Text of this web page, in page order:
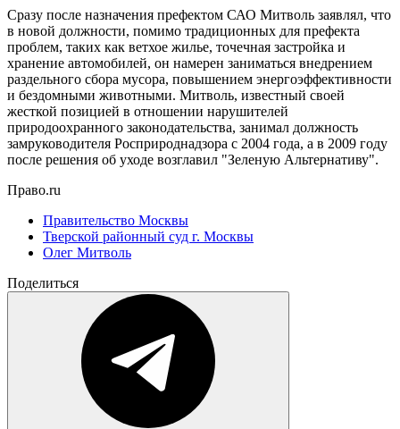
Сразу после назначения префектом САО Митволь заявлял, что
в новой должности, помимо традиционных для префекта
проблем, таких как ветхое жилье, точечная застройка и
хранение автомобилей, он намерен заниматься внедрением
раздельного сбора мусора, повышением энергоэффективности
и бездомными животными. Митволь, известный своей
жесткой позицией в отношении нарушителей
природоохранного законодательства, занимал должность
замруководителя Росприроднадзора с 2004 года, а в 2009 году
после решения об уходе возглавил "Зеленую Альтернативу".
Право.ru
Правительство Москвы
Тверской районный суд г. Москвы
Олег Митволь
Поделиться